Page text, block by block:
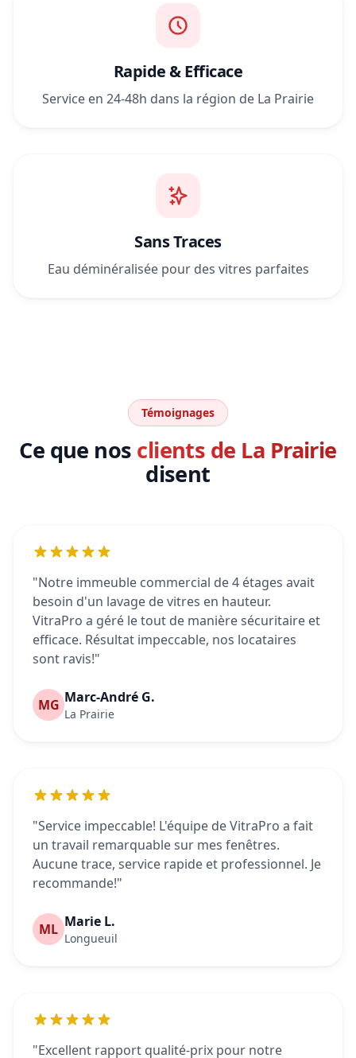
Rapide & Efficace
Service en 24-48h dans la région de La Prairie
Sans Traces
Eau déminéralisée pour des vitres parfaites
Témoignages
Ce que nos clients de La Prairie
disent
"Notre immeuble commercial de 4 étages avait
besoin d'un lavage de vitres en hauteur.
VitraPro a géré le tout de manière sécuritaire et
efficace. Résultat impeccable, nos locataires
sont ravis!"
MG Marc-André G.
La Prairie
"Service impeccable! L'équipe de VitraPro a fait
un travail remarquable sur mes fenêtres.
Aucune trace, service rapide et professionnel. Je
recommande!"
ML Marie L.
Longueuil
"Excellent rapport qualité-prix pour notre